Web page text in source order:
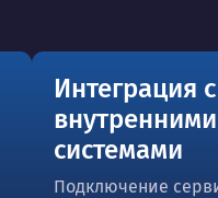
Интеграция с
внутренними
системами
Подключение